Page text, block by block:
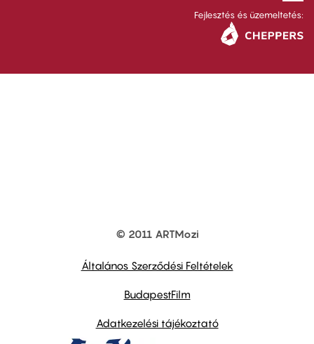
Fejlesztés és üzemeltetés:
© 2011 ARTMozi
Általános Szerződési Feltételek
BudapestFilm
Adatkezelési tájékoztató